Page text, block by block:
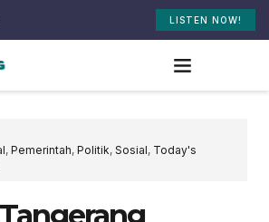
LISTEN NOW!
, Pemerintah, Politik, Sosial, Today's